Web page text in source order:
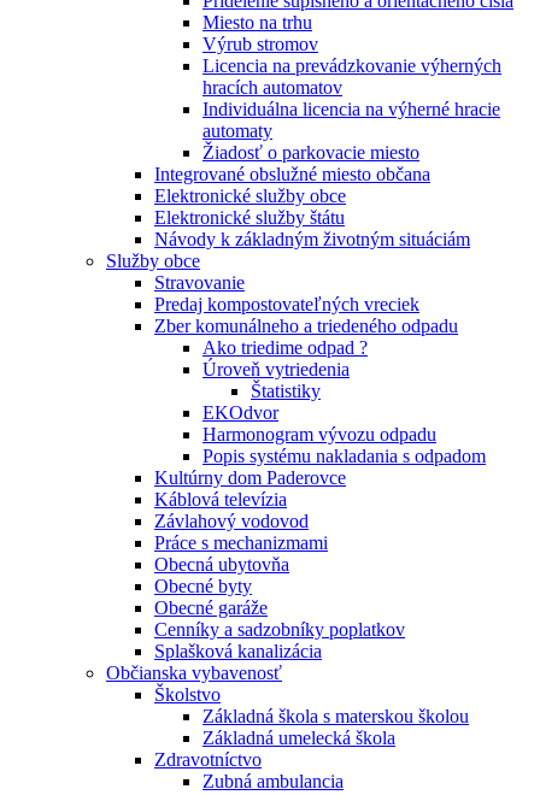
Miesto na trhu
Výrub stromov
Licencia na prevádzkovanie výherných
hracích automatov
Individuálna licencia na výherné hracie
automaty
Žiadosť o parkovacie miesto
Integrované obslužné miesto občana
Elektronické služby obce
Elektronické služby štátu
Návody k základným životným situáciám
Služby obce
Stravovanie
Predaj kompostovateľných vreciek
Zber komunálneho a triedeného odpadu
Ako triedime odpad ?
Úroveň vytriedenia
Štatistiky
EKOdvor
Harmonogram vývozu odpadu
Popis systému nakladania s odpadom
Kultúrny dom Paderovce
Káblová televízia
Závlahový vodovod
Práce s mechanizmami
Obecná ubytovňa
Obecné byty
Obecné garáže
Cenníky a sadzobníky poplatkov
Splašková kanalizácia
Občianska vybavenosť
Školstvo
Základná škola s materskou školou
Základná umelecká škola
Zdravotníctvo
Zubná ambulancia